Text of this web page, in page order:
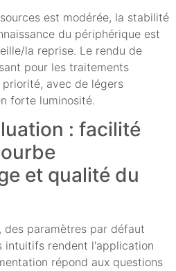
est modérée, la stabilité
du périphérique est
la reprise. Le rendu de
pour les traitements
avec de légers
forte luminosité.
: facilité
et qualité du
des paramètres par défaut
intuitifs rendent l'application
répond aux questions